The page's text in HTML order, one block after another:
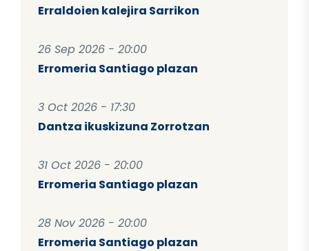
Erraldoien kalejira Sarrikon
26 Sep 2026 - 20:00
Erromeria Santiago plazan
3 Oct 2026 - 17:30
Dantza ikuskizuna Zorrotzan
31 Oct 2026 - 20:00
Erromeria Santiago plazan
28 Nov 2026 - 20:00
Erromeria Santiago plazan